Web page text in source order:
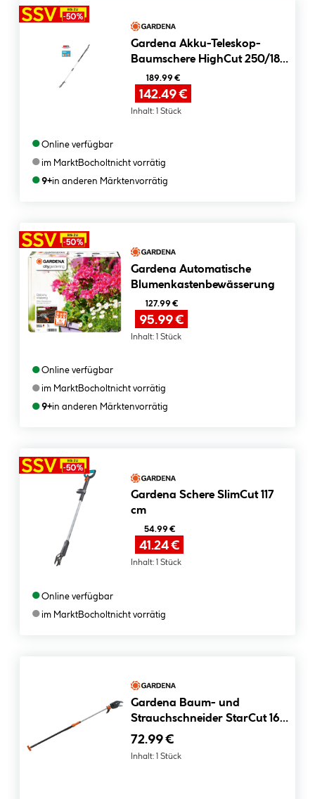
Gardena Akku-Teleskop-
Baumschere HighCut 250/18V
P4A solo
189.99 €
142.49 €
Inhalt: 1 Stück
●Online verfügbar
●im MarktBocholtnicht vorrätig
●9+in anderen Märktenvorrätig
Gardena Automatische
Blumenkastenbewässerung
127.99 €
95.99 €
Inhalt: 1 Stück
●Online verfügbar
●im MarktBocholtnicht vorrätig
●9+in anderen Märktenvorrätig
Gardena Schere SlimCut 117
cm
54.99 €
41.24 €
Inhalt: 1 Stück
●Online verfügbar
●im MarktBocholtnicht vorrätig
Gardena Baum- und
Strauchschneider StarCut 160
plus
72.99 €
Inhalt: 1 Stück